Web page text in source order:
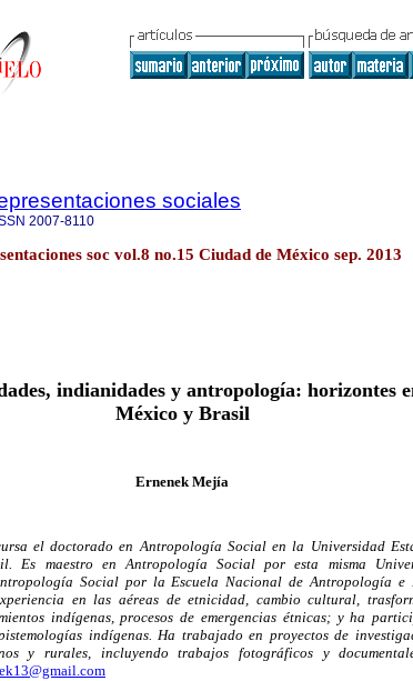
sociales
2007-8110
soc vol.8 no.15 Ciudad de México sep. 2013
indianidades y antropología: horizontes
México y Brasil
Ernenek Mejía
el doctorado en Antropología Social en la Universidad
Es maestro en Antropología Social por esta misma
Social por la Escuela Nacional de Antropología e
en las aéreas de etnicidad, cambio cultural,
indígenas, procesos de emergencias étnicas; y ha
indígenas. Ha trabajado en proyectos de
y rurales, incluyendo trabajos fotográficos y